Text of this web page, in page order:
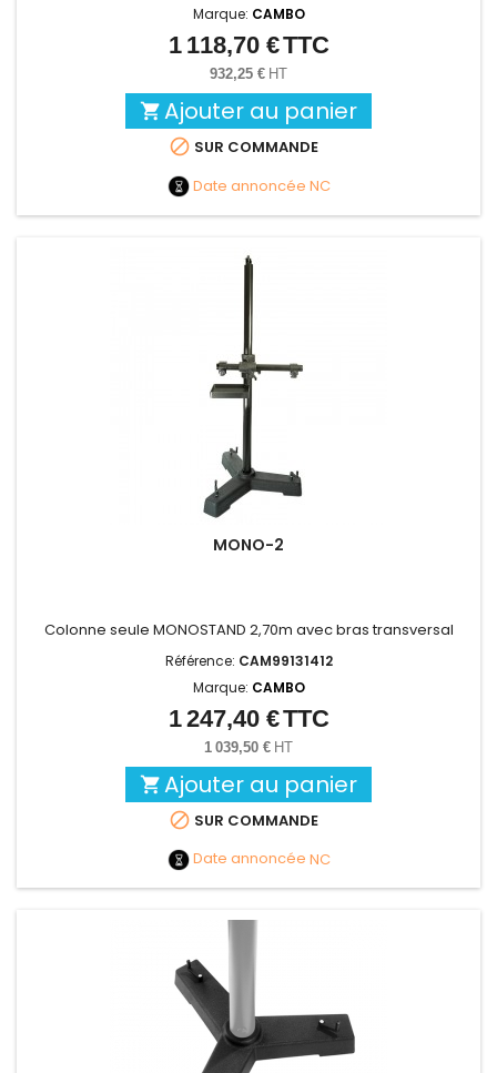
Marque: CAMBO
Prix
1 118,70 €TTC
932,25 € HT
 Ajouter au panier
 SUR COMMANDE
Date annoncée NC
MONO-2
Colonne seule MONOSTAND 2,70m avec bras transversal
Référence: CAM99131412
Marque: CAMBO
Prix
1 247,40 €TTC
1 039,50 € HT
 Ajouter au panier
 SUR COMMANDE
Date annoncée NC